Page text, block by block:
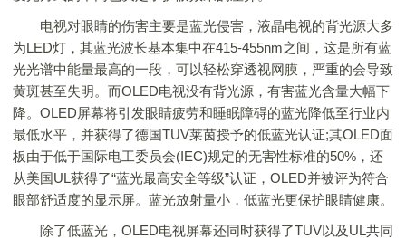
电视对眼睛的伤害主要是蓝光侵害，液晶电视的背光源大多
为LED灯，其蓝光波长基本集中在415-455nm之间，这是所有蓝
光光谱中能量最高的一段，可以轻松穿透视网膜，严重的会导致
黄斑甚至失明。而OLED电视没有背光源，有害蓝光含量大幅下
降。OLED屏幕将引发眼睛疲劳和睡眠障碍的蓝光降低至行业内
最低水平，并获得了德国TUV莱茵授予的低蓝光认证;其OLED面
板由于低于国际电工委员会(IEC)规定的无害性标准的50%，还
从美国UL获得了“蓝光最高安全等级”认证，OLED并被评为符合
眼部舒适度的显示屏。蓝光放射量小，低蓝光更保护眼睛健康。
除了低蓝光，OLED电视屏幕还同时获得了TUV以及UL共同